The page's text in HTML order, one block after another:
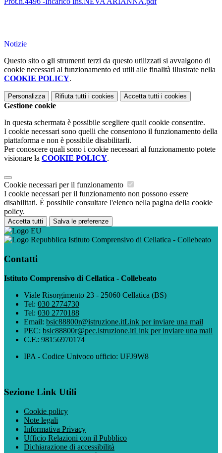
Notizie
Questo sito o gli strumenti terzi da questo utilizzati si avvalgono di
cookie necessari al funzionamento ed utili alle finalità illustrate nella
COOKIE POLICY.
Personalizza Rifiuta tutti i cookies Accetta tutti i cookies
Gestione cookie
In questa schermata è possibile scegliere quali cookie consentire.
I cookie necessari sono quelli che consentono il funzionamento della
piattaforma e non è possibile disabilitarli.
Per conoscere quali sono i cookie necessari al funzionamento potete
visionare la COOKIE POLICY.
Cookie necessari per il funzionamento
I cookie necessari per il funzionamento non possono essere
disabilitati. È possibile consultare l'elenco nella pagina della cookie
policy.
Accetta tutti Salva le preferenze
Istituto Comprensivo di Cellatica - Collebeato
Contatti
Istituto Comprensivo di Cellatica - Collebeato
Viale Risorgimento 23 - 25060 Cellatica (BS)
Tel: 030 2774730
Tel: 030 2770188
Email: bsic88800r@istruzione.itLink per inviare una mail
PEC: bsic88800r@pec.istruzione.itLink per inviare una mail
C.F.: 98156970174
IPA - Codice Univoco ufficio: UFJ9W8
Sezione Link Utili
Cookie policy
Note legali
Informativa Privacy
Ufficio Relazioni con il Pubblico
Dichiarazione di accessibilità